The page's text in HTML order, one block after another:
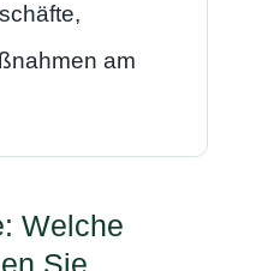
am
Welche